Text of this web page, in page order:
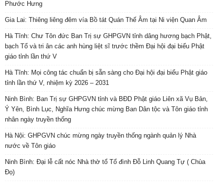
Phước Hưng
Gia Lai: Thiêng liêng đêm vía Bồ tát Quán Thế Âm tại Ni viện Quan Âm
Hà Tĩnh: Chư Tôn đức Ban Trị sự GHPGVN tỉnh dâng hương bạch Phật,
bạch Tổ và tri ân các anh hùng liệt sĩ trước thềm Đại hội đại biểu Phật
giáo tỉnh lần thứ V
Hà Tĩnh: Mọi công tác chuẩn bị sẵn sàng cho Đại hội đại biểu Phật giáo
tỉnh lần thứ V, nhiệm kỳ 2026 – 2031
Ninh Bình: Ban Trị sự GHPGVN tỉnh và BĐD Phật giáo Liên xã Vụ Bản,
Ý Yên, Bình Lục, Nghĩa Hưng chúc mừng Ban Dân tộc và Tôn giáo tỉnh
nhân ngày truyền thống
Hà Nội: GHPGVN chúc mừng ngày truyền thống ngành quản lý Nhà
nước về Tôn giáo
Ninh Bình: Đại lễ cất nóc Nhà thờ tổ Tổ đình Đỗ Linh Quang Tự ( Chùa
Đọ)